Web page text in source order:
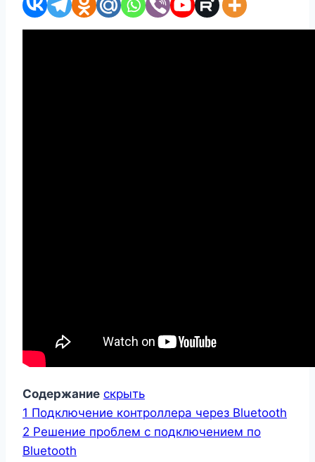
Содержание скрыть
1 Подключение контроллера через Bluetooth
2 Решение проблем с подключением по
Bluetooth